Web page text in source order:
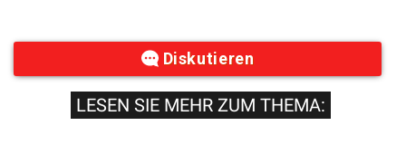
Diskutieren
LESEN SIE MEHR ZUM THEMA: